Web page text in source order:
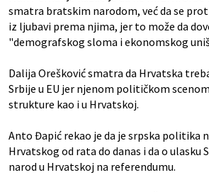
smatra bratskim narodom, već da se
iz ljubavi prema njima, jer to može da
"demografskog sloma i ekonomskog
Dalija Orešković smatra da Hrvatska
Srbije u EU jer njenom političkom
strukture kao i u Hrvatskoj.
Anto Đapić rekao je da je srpska politika
Hrvatskog od rata do danas i da o ulasku
narod u Hrvatskoj na referendumu.